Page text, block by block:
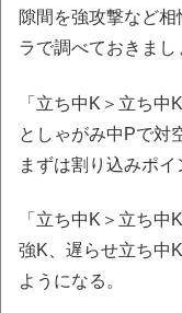
隙間を強攻撃など
ラで調べておきまし
「立ち中K＞立ち
としゃがみ中Pで対
まずは割り込みポイ
「立ち中K＞立ち
強K、遅らせ立ち中
ようになる。